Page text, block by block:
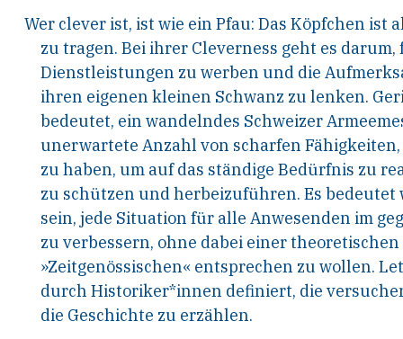
Wer clever ist, ist wie ein Pfau: Das Köpfchen ist
zu tragen. Bei ihrer Cleverness geht es
Dienstleistungen zu werben und die
ihren eigenen kleinen Schwanz zu lenken.
bedeutet, ein wandelndes Schweizer
unerwartete Anzahl von scharfen
zu haben, um auf das ständige Bedürfnis zu
zu schützen und herbeizuführen. Es bedeutet
sein, jede Situation für alle Anwesenden im
zu verbessern, ohne dabei einer
»Zeitgenössischen« entsprechen zu wollen.
durch Historiker*innen definiert, die
die Geschichte zu erzählen.